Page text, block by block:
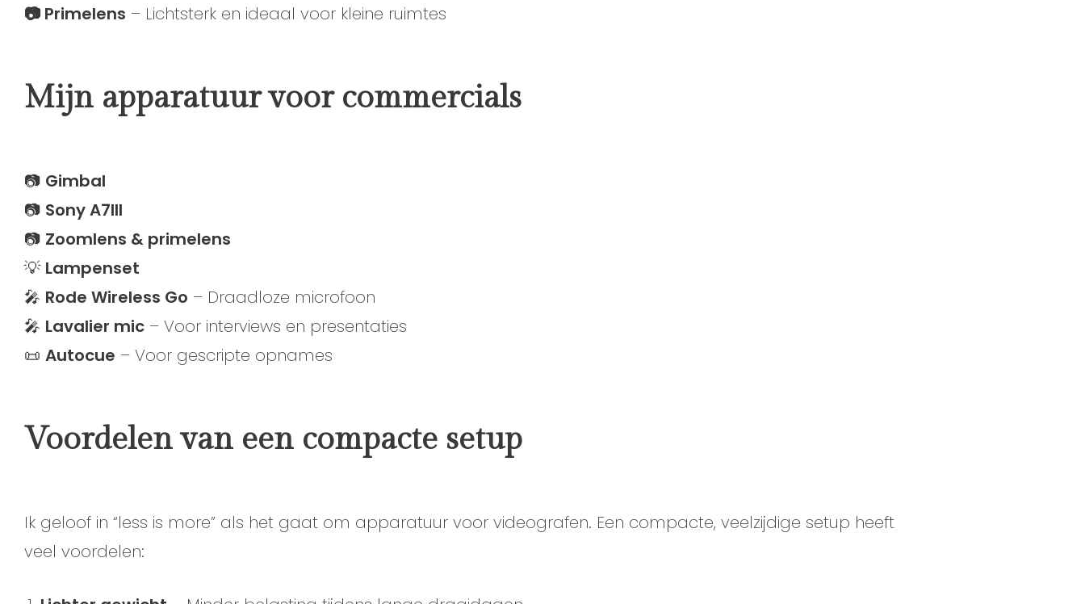
📷 Primelens – Lichtsterk en ideaal voor kleine ruimtes
Mijn apparatuur voor commercials
📷 Gimbal
📷 Sony A7III
📷 Zoomlens & primelens
💡 Lampenset
🎤 Rode Wireless Go – Draadloze microfoon
🎤 Lavalier mic – Voor interviews en presentaties
📜 Autocue – Voor gescripte opnames
Voordelen van een compacte setup
Ik geloof in “less is more” als het gaat om apparatuur voor videografen. Een compacte, veelzijdige setup heeft
veel voordelen: